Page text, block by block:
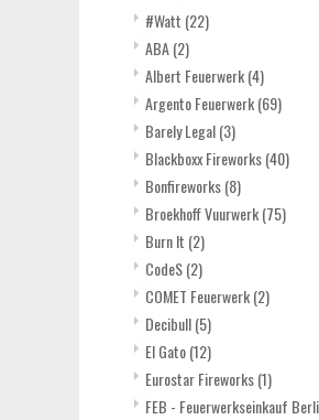
#Watt (22)
ABA(2)
Albert Feuerwerk(4)
Argento Feuerwerk(69)
Barely Legal(3)
Blackboxx Fireworks(40)
Bonfireworks(8)
Broekhoff Vuurwerk(75)
Burn It (2)
CodeS(2)
COMET Feuerwerk(2)
Decibull(5)
El Gato(12)
Eurostar Fireworks(1)
FEB - Feuerwerkseinkauf